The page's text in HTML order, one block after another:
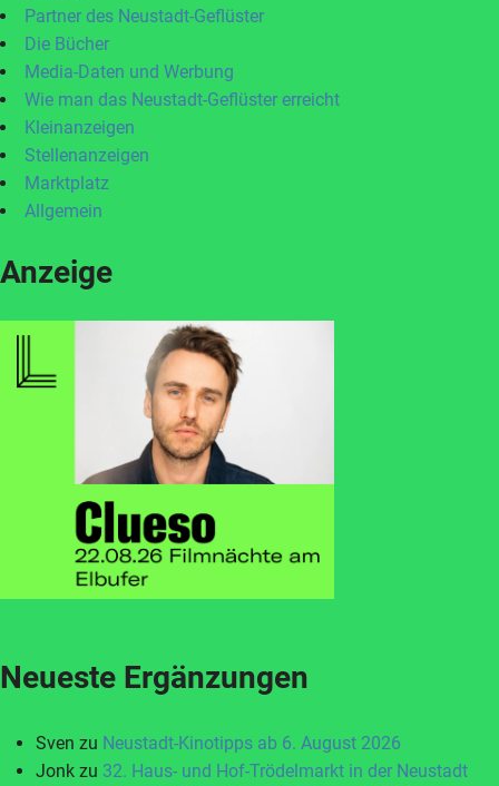
Partner des Neustadt-Geflüster
Die Bücher
Media-Daten und Werbung
Wie man das Neustadt-Geflüster erreicht
Kleinanzeigen
Stellenanzeigen
Marktplatz
Allgemein
Anzeige
Neueste Ergänzungen
Sven zu Neustadt-Kinotipps ab 6. August 2026
Jonk zu 32. Haus- und Hof-Trödelmarkt in der Neustadt